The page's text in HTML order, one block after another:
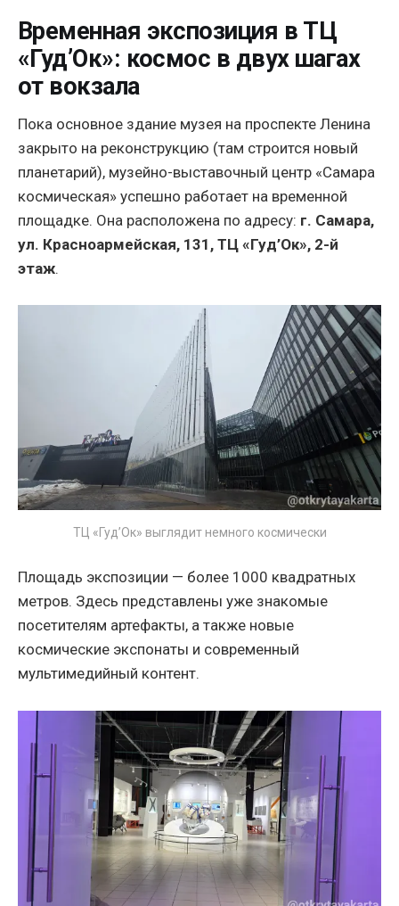
Временная экспозиция в ТЦ
«Гуд’Ок»: космос в двух шагах
от вокзала
Пока основное здание музея на проспекте Ленина
закрыто на реконструкцию (там строится новый
планетарий), музейно-выставочный центр «Самара
космическая» успешно работает на временной
площадке. Она расположена по адресу: г. Самара,
ул. Красноармейская, 131, ТЦ «Гуд’Ок», 2-й
этаж.
ТЦ «Гуд’Ок» выглядит немного космически
Площадь экспозиции — более 1000 квадратных
метров. Здесь представлены уже знакомые
посетителям артефакты, а также новые
космические экспонаты и современный
мультимедийный контент.